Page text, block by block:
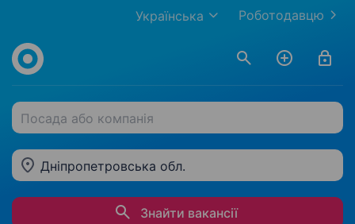
Роботодавцю
Українська
Посада або компанія
Дніпропетровська обл.
Знайти вакансії